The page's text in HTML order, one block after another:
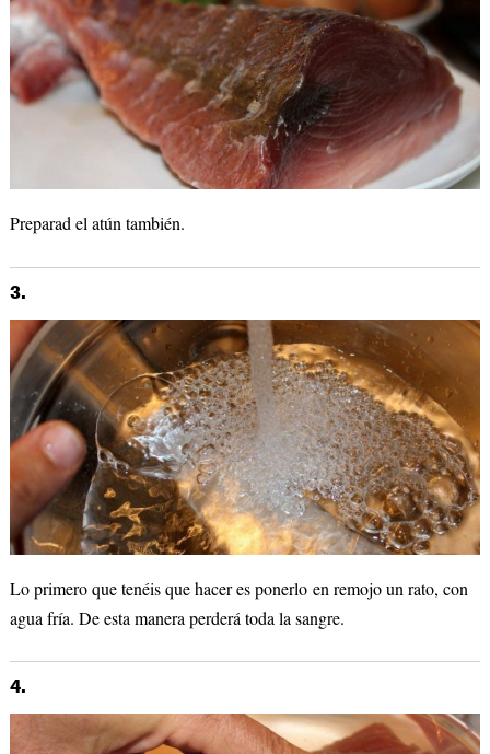
Preparad el atún también.
3.
Lo primero que tenéis que hacer es ponerlo en remojo un rato, con
agua fría. De esta manera perderá toda la sangre.
4.